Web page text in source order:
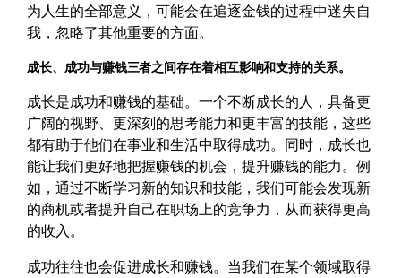
为人生的全部意义，可能会在追逐金钱的过程中迷失自
我，忽略了其他重要的方面。
成长、成功与赚钱三者之间存在着相互影响和支持的关系。
成长是成功和赚钱的基础。一个不断成长的人，具备更
广阔的视野、更深刻的思考能力和更丰富的技能，这些
都有助于他们在事业和生活中取得成功。同时，成长也
能让我们更好地把握赚钱的机会，提升赚钱的能力。例
如，通过不断学习新的知识和技能，我们可能会发现新
的商机或者提升自己在职场上的竞争力，从而获得更高
的收入。
成功往往也会促进成长和赚钱。当我们在某个领域取得